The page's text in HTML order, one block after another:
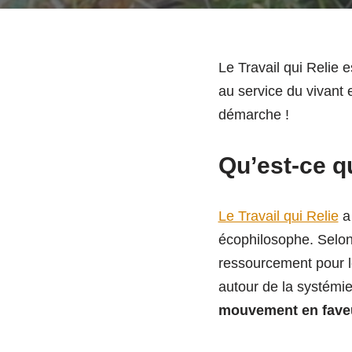
Le Travail qui Relie
au service du vivant
démarche !
Qu’est-ce
Le Travail qui Reliea
écophilosophe.
ressourcement pour
autour de la
mouvement en